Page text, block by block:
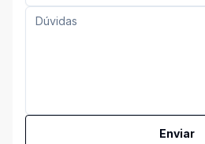
Enviar